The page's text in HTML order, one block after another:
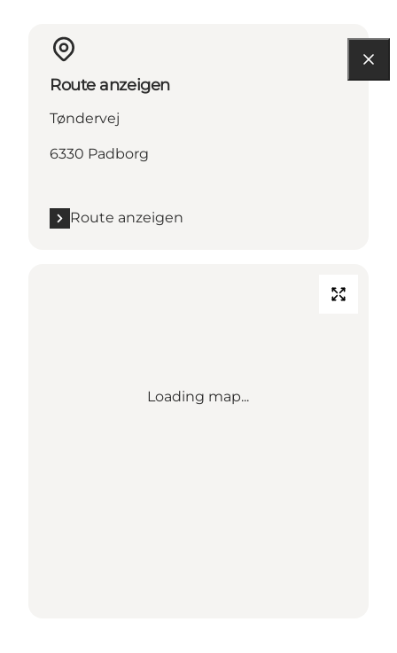
Route anzeigen
Tøndervej
6330 Padborg
Route anzeigen
Loading map...